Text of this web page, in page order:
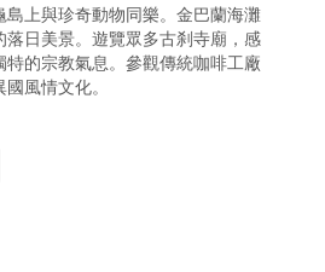
島上與珍奇動物同樂。金巴蘭海灘
日美景。遊覽眾多古刹寺廟，感
的宗教氣息。參觀傳統咖啡工廠
風情文化。